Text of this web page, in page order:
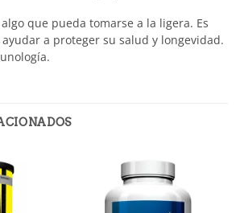
que pueda tomarse a la ligera. Es
a proteger su salud y longevidad.